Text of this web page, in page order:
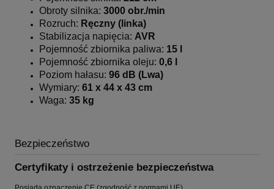
Obroty silnika: 3000 obr./min
Rozruch: Ręczny (linka)
Stabilizacja napięcia: AVR
Pojemność zbiornika paliwa: 15 l
Pojemność zbiornika oleju: 0,6 l
Poziom hałasu: 96 dB (Lwa)
Wymiary: 61 x 44 x 43 cm
Waga: 35 kg
Bezpieczeństwo
Certyfikaty i ostrzeżenie bezpieczeństwa